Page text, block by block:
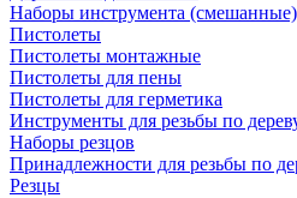
Наборы инструмента (смешанные)
Пистолеты
Пистолеты монтажные
Пистолеты для пены
Пистолеты для герметика
Инструменты для резьбы по
Наборы резцов
Принадлежности для резьбы по
Резцы